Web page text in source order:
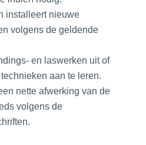
installeert nieuwe
volgens de geldende
en laswerken uit of
aan te leren.
nette afwerking van de
volgens de